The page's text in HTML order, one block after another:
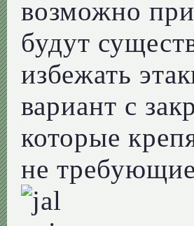
возможно
будут
избежать
вариант с
которые
не